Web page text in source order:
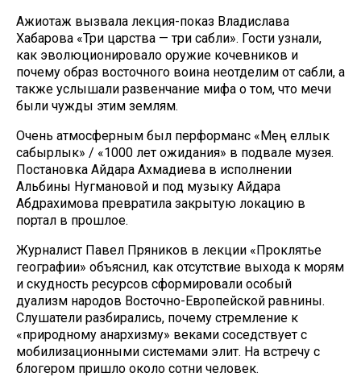
Ажиотаж вызвала лекция-показ Владислава
Хабарова «Три царства — три сабли». Гости узнали,
как эволюционировало оружие кочевников и
почему образ восточного воина неотделим от сабли, а
также услышали развенчание мифа о том, что мечи
были чужды этим землям.
Очень атмосферным был перформанс «Мең еллык
сабырлык» / «1000 лет ожидания» в подвале музея.
Постановка Айдара Ахмадиева в исполнении
Альбины Нугмановой и под музыку Айдара
Абдрахимова превратила закрытую локацию в
портал в прошлое.
Журналист Павел Пряников в лекции «Проклятье
географии» объяснил, как отсутствие выхода к морям
и скудность ресурсов сформировали особый
дуализм народов Восточно-Европейской равнины.
Слушатели разбирались, почему стремление к
«природному анархизму» веками соседствует с
мобилизационными системами элит. На встречу с
блогером пришло около сотни человек.